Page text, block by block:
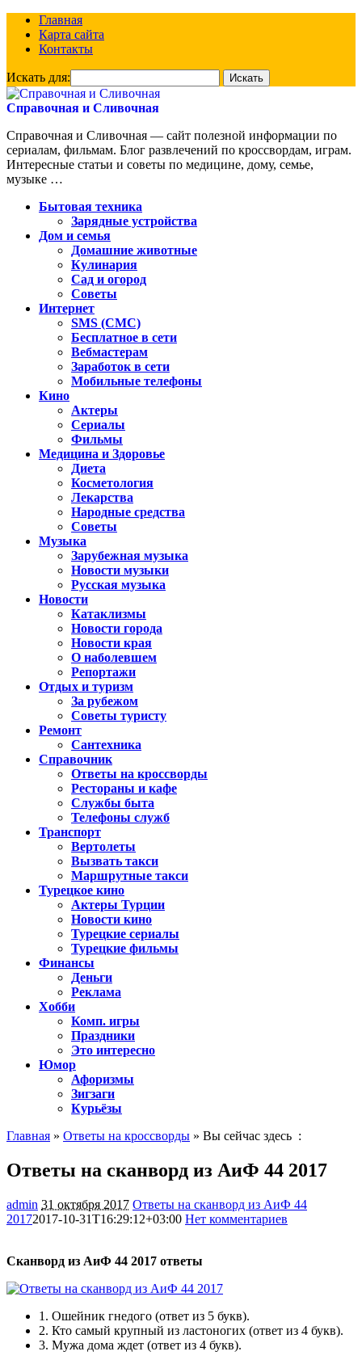
Главная
Карта сайта
Контакты
Искать для:
Справочная и Сливочная
Справочная и Сливочная — сайт полезной информации по
сериалам, фильмам. Блог развлечений по кроссвордам, играм.
Интересные статьи и советы по медицине, дому, семье,
музыке …
Бытовая техника
Зарядные устройства
Дом и семья
Домашние животные
Кулинария
Сад и огород
Советы
Интернет
SMS (СМС)
Бесплатное в сети
Вебмастерам
Заработок в сети
Мобильные телефоны
Кино
Актеры
Сериалы
Фильмы
Медицина и Здоровье
Диета
Косметология
Лекарства
Народные средства
Советы
Музыка
Зарубежная музыка
Новости музыки
Русская музыка
Новости
Катаклизмы
Новости города
Новости края
О наболевшем
Репортажи
Отдых и туризм
За рубежом
Советы туристу
Ремонт
Сантехника
Справочник
Ответы на кроссворды
Рестораны и кафе
Службы быта
Телефоны служб
Транспорт
Вертолеты
Вызвать такси
Маршрутные такси
Турецкое кино
Актеры Турции
Новости кино
Турецкие сериалы
Турецкие фильмы
Финансы
Деньги
Реклама
Хобби
Комп. игры
Праздники
Это интересно
Юмор
Афоризмы
Зигзаги
Курьёзы
Главная » Ответы на кроссворды » Вы сейчас здесь :
Ответы на сканворд из АиФ 44 2017
admin 31 октября 2017 Ответы на сканворд из АиФ 44
20172017-10-31T16:29:12+03:00 Нет комментариев
Сканворд из АиФ 44 2017 ответы
1. Ошейник гнедого (ответ из 5 букв).
2. Кто самый крупный из ластоногих (ответ из 4 букв).
3. Мужа дома ждет (ответ из 4 букв).